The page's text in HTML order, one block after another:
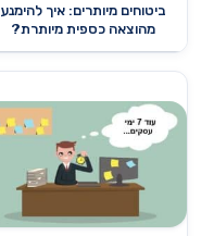
ביטוחים מיותרים: איך להימנע
מהוצאה כספית מיותרת?